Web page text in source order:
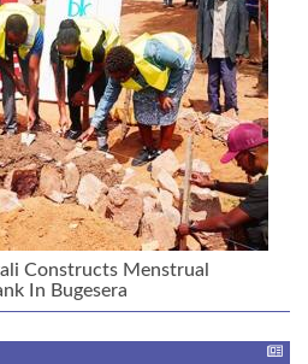
Constructs Menstrual
In Bugesera